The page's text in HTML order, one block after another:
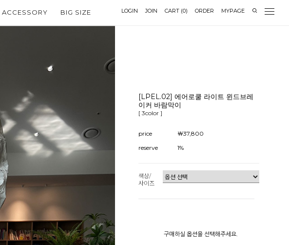
LOGIN JOIN CART (0) ORDER MYPAGE
ACCESSORY BIG SIZE
[LPEL.02] 에어로쿨 라이트 윈드브레
이커 바람막이
[ 3color ]
price
￦37,800
reserve
1%
색상/
사이즈
구매하실 옵션을 선택해주세요.